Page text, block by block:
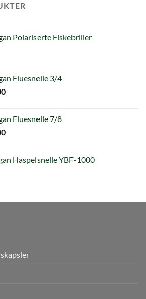
Polariserte Fiskebriller
Fluesnelle 3/4
Fluesnelle 7/8
Haspelsnelle YBF-1000